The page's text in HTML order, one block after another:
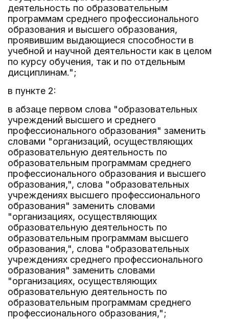
деятельность по образовательным
программам среднего профессионального
образования и высшего образования,
проявившим выдающиеся способности в
учебной и научной деятельности как в целом
по курсу обучения, так и по отдельным
дисциплинам.";
в пункте 2:
в абзаце первом слова "образовательных
учреждений высшего и среднего
профессионального образования" заменить
словами "организаций, осуществляющих
образовательную деятельность по
образовательным программам среднего
профессионального образования и высшего
образования,", слова "образовательных
учреждениях высшего профессионального
образования" заменить словами
"организациях, осуществляющих
образовательную деятельность по
образовательным программам высшего
образования,", слова "образовательных
учреждениях среднего профессионального
образования" заменить словами
"организациях, осуществляющих
образовательную деятельность по
образовательным программам среднего
профессионального образования,";